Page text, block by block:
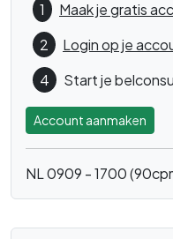
1
Maak je gratis
2
Login op je
4
Start je
Account aanmaken
NL 0909 - 1700